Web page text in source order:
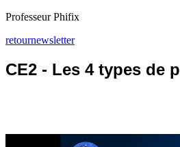
Professeur Phifix
retournewsletter
CE2 - Les 4 types de